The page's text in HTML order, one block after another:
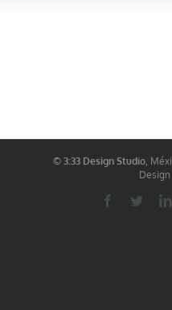
© 3:33 Design Studio ,
FacebookTwitter